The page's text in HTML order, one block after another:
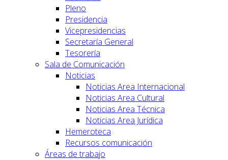
Pleno
Presidencia
Vicepresidencias
Secretaría General
Tesorería
Sala de Comunicación
Noticias
Noticias Area Internacional
Noticias Area Cultural
Noticias Area Técnica
Noticias Area Jurídica
Hemeroteca
Recursos comunicación
Áreas de trabajo